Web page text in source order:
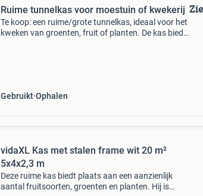
Ruime tunnelkas voor moestuin of kwekerij
Te koop: een ruime/grote tunnelkas, ideaal voor het
kweken van groenten, fruit of planten. De kas biedt
Gebruikt Ophalen
vidaXL Kas met stalen frame wit 20 m²
5x4x2,3 m
Deze ruime kas biedt plaats aan een aanzienlijk
aantal fruitsoorten, groenten en planten. Hij is